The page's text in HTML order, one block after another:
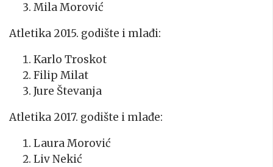
Mila Morović
Atletika 2015. godište i mlađi:
Karlo Troskot
Filip Milat
Jure Števanja
Atletika 2017. godište i mlađe:
Laura Morović
Liv Nekić